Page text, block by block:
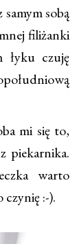
sobą
filiżanki
łyku czuję
mi się to,
piekarnika.
warto
czynię :-).